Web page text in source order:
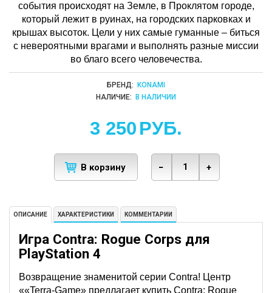
события происходят на Земле, в Проклятом городе,
который лежит в руинах, на городских парковках и
крышах высоток. Цели у них самые гуманные – биться
с невероятными врагами и выполнять разные миссии
во благо всего человечества.
БРЕНД:
KONAMI
НАЛИЧИЕ:
В НАЛИЧИИ
3 250 РУБ.
В корзину − +
ОПИСАНИЕ ХАРАКТЕРИСТИКИ КОММЕНТАРИИ
Игра Contra: Rogue Corps для
PlayStation 4
Возвращение знаменитой серии Contra! Центр
««Terra-Game» предлагает купить Contra: Rogue